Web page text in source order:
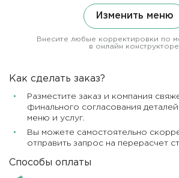
Изменить меню
Внесите любые корректировки по
в онлайн конструкторе.
Как сделать заказ?
Разместите заказ и компания
финального согласования
меню и услуг.
Вы можете самостоятельно
отправить запрос на перерасчет
Способы оплаты